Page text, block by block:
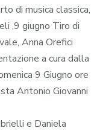
di musica classica,
,9 giugno Tiro di
Anna Orefici
a cura dalla
9 Giugno ore
Antonio Giovanni
e Daniela